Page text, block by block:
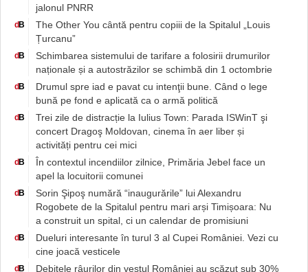
jalonul PNRR
dB
The Other You cântă pentru copiii de la Spitalul „Louis
Țurcanu”
dB
Schimbarea sistemului de tarifare a folosirii drumurilor
naționale și a autostrăzilor se schimbă din 1 octombrie
dB
Drumul spre iad e pavat cu intenţii bune. Când o lege
bună pe fond e aplicată ca o armă politică
dB
Trei zile de distracție la Iulius Town: Parada ISWinT şi
concert Dragoş Moldovan, cinema în aer liber și
activități pentru cei mici
dB
În contextul incendiilor zilnice, Primăria Jebel face un
apel la locuitorii comunei
dB
Sorin Şipoş numără “inaugurările” lui Alexandru
Rogobete de la Spitalul pentru mari arși Timișoara: Nu
a construit un spital, ci un calendar de promisiuni
dB
Dueluri interesante în turul 3 al Cupei României. Vezi cu
cine joacă vesticele
dB Debitele râurilor din vestul României au scăzut sub 30%